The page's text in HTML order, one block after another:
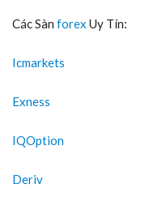
Các Sàn forex Uy Tín:
Icmarkets
Exness
IQOption
Deriv